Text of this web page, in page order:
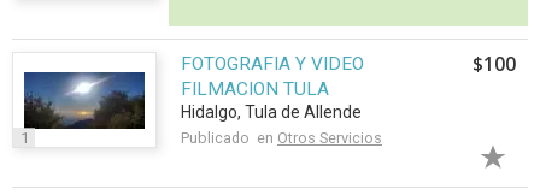
1
FOTOGRAFIA Y VIDEO
FILMACION TULA
Hidalgo, Tula de Allende
Publicado en Otros Servicios
$100